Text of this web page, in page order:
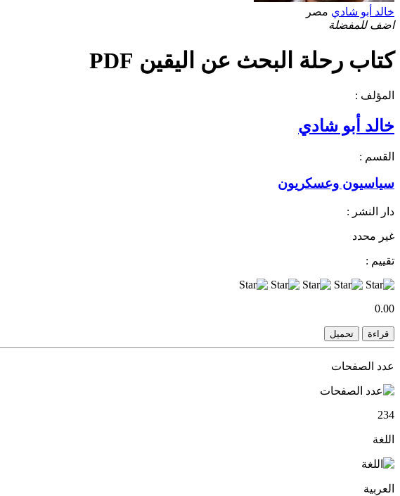
خالد أبو شادي مصر
اضف للمفضلة
كتاب رحلة البحث عن اليقين PDF
المؤلف :
خالد أبو شادي
القسم :
سياسيون وعسكريون
دار النشر :
غير محدد
تقييم :
0.00
قراءة تحميل
عدد الصفحات
234
اللغة
العربية